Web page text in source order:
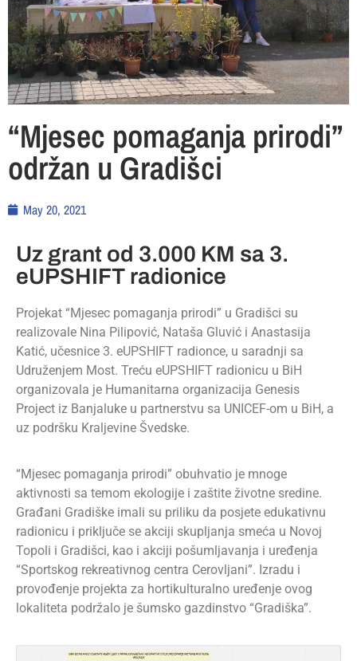
“Mjesec pomaganja prirodi”
održan u Gradišci
May 20, 2021
Uz grant od 3.000 KM sa 3.
eUPSHIFT radionice
Projekat “Mjesec pomaganja prirodi” u Gradišci su
realizovale Nina Pilipović, Nataša Gluvić i Anastasija
Katić, učesnice 3. eUPSHIFT radionce, u saradnji sa
Udruženjem Most. Treću eUPSHIFT radionicu u BiH
organizovala je Humanitarna organizacija Genesis
Project iz Banjaluke u partnerstvu sa UNICEF-om u BiH, a
uz podršku Kraljevine Švedske.
“Mjesec pomaganja prirodi” obuhvatio je mnoge
aktivnosti sa temom ekologije i zaštite životne sredine.
Građani Gradiške imali su priliku da posjete edukativnu
radionicu i priključe se akciji skupljanja smeća u Novoj
Topoli i Gradišci, kao i akciji pošumljavanja i uređenja
“Sportskog rekreativnog centra Cerovljani”. Izradu i
provođenje projekta za hortikulturalno uređenje ovog
lokaliteta podržalo je šumsko gazdinstvo “Gradiška”.